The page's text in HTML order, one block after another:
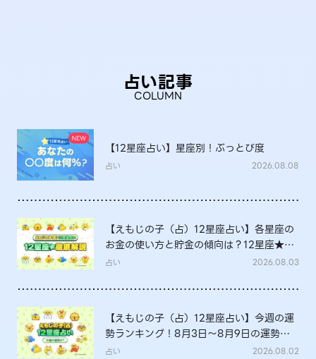
占い記事
COLUMN
【12星座占い】星座別！ぶっとび度
占い 2026.08.08
【えもじの子（占）12星座占い】各星座の
お金の使い方と貯金の傾向は？12星座★徹
底解説
占い 2026.08.03
【えもじの子（占）12星座占い】今週の運
勢ランキング！8月3日～8月9日の運勢
は？
占い 2026.08.02